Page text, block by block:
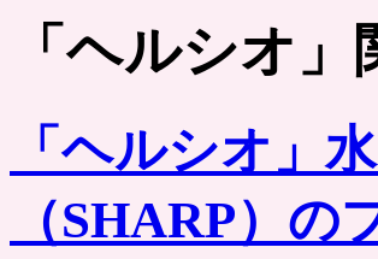
「 ヘルシオ
「ヘルシオ」
（SHARP）